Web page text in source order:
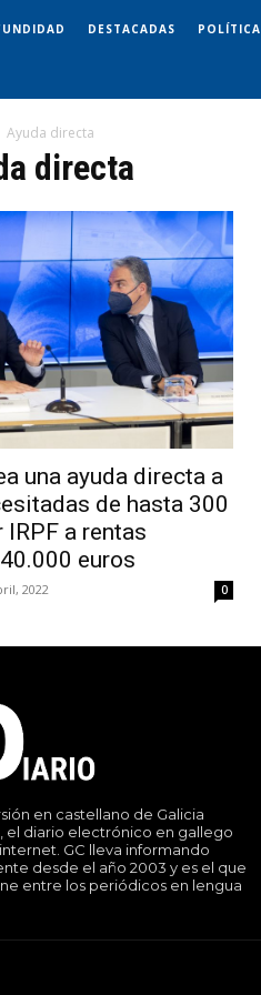
DESTACADAS POLÍTICA
Ayuda directa
directa
una ayuda directa a
de hasta 300
IRPF a rentas
euros
2022 0
en castellano de Galicia
el diario electrónico en gallego
GC lleva informando
desde el año 2003 y es el que
entre los periódicos en lengua